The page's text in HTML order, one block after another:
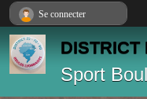
DISTRICT
Sport
Se connecter
Panneau de gestion des